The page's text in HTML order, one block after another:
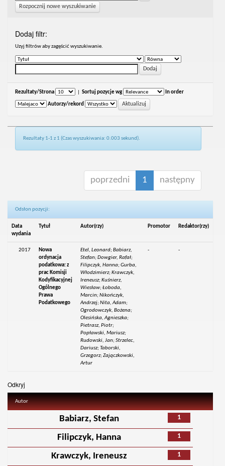
Rozpocznij nowe wyszukiwanie
Dodaj filtr:
Uzyj filtrów aby zagęścić wyszukiwanie.
Rezultaty/Strona Sortuj pozycje wg In order
Autorzy/rekord
Rezultaty 1-1 z 1 (Czas wyszukiwania: 0.003 sekund).
poprzedni 1 następny
Odsłon pozycji:
Data
wydania
Tytuł Autor(rzy) Promotor Redaktor(rzy)
2017
Nowa
ordynacja
podatkowa: z
prac Komisji
Kodyfikacyjnej
Ogólnego
Prawa
Podatkowego
Etel, Leonard; Babiarz,
Stefan; Dowgier, Rafał;
Filipczyk, Hanna; Gurba,
Włodzimierz; Krawczyk,
Ireneusz; Kuśnierz,
Wiesław; Łoboda,
Marcin; Nikończyk,
Andrzej; Nita, Adam;
Ogrodowczyk, Bożena;
Olesińska, Agnieszka;
Pietrasz, Piotr;
Popławski, Mariusz;
Rudowski, Jan; Strzelec,
Dariusz; Taborski,
Grzegorz; Zajączkowski,
Artur
- -
Odkryj
Autor
1
Babiarz, Stefan
1
Filipczyk, Hanna
1
Krawczyk, Ireneusz